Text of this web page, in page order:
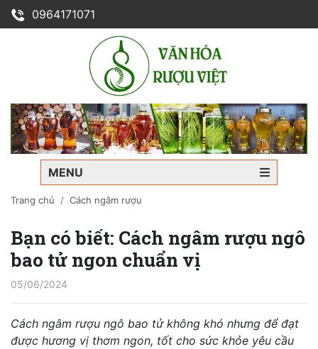
0964171071
MENU
Trang chủ Cách ngâm rượu
Bạn có biết: Cách ngâm rượu ngô
bao tử ngon chuẩn vị
05/06/2024
Cách ngâm rượu ngô bao tử không khó nhưng để đạt
được hương vị thơm ngon, tốt cho sức khỏe yêu cầu